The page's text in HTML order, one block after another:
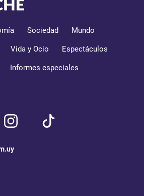
Sociedad Mundo
Vida y Ocio Espectáculos
Informes especiales